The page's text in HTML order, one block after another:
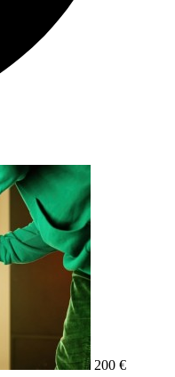
200 €